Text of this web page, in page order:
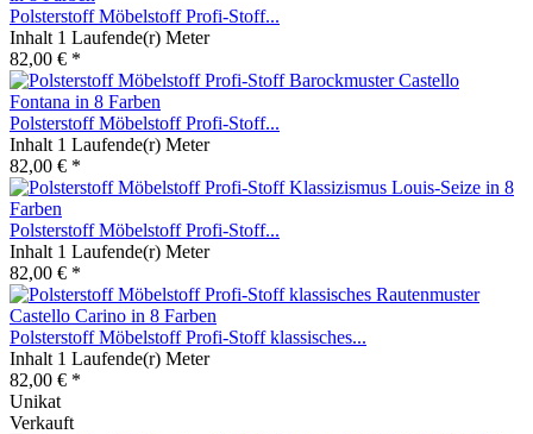
Polsterstoff Möbelstoff Profi-Stoff...
Inhalt 1 Laufende(r) Meter
82,00 € *
Polsterstoff Möbelstoff Profi-Stoff...
Inhalt 1 Laufende(r) Meter
82,00 € *
Polsterstoff Möbelstoff Profi-Stoff...
Inhalt 1 Laufende(r) Meter
82,00 € *
Polsterstoff Möbelstoff Profi-Stoff klassisches...
Inhalt 1 Laufende(r) Meter
82,00 € *
Unikat
Verkauft